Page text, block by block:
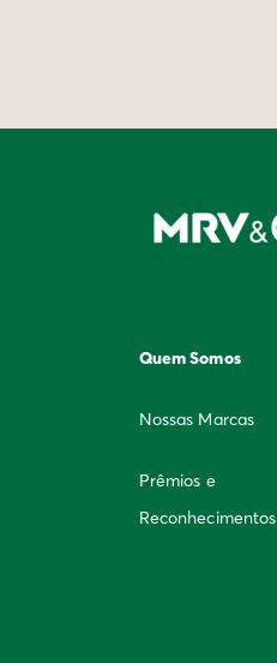
Quem Somos
Nossas Marcas
Prêmios e
Reconhecimentos